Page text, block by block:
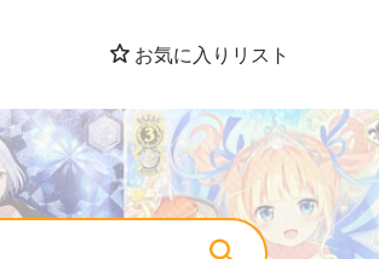
お気に入りリスト